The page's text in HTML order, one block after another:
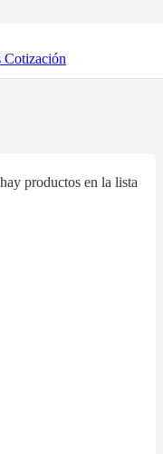
Cotización
productos en la lista